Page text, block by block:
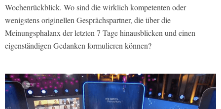
Wochenrückblick. Wo sind die wirklich kompetenten oder
wenigstens originellen Gesprächspartner, die über die
Meinungsphalanx der letzten 7 Tage hinausblicken und einen
eigenständigen Gedanken formulieren können?